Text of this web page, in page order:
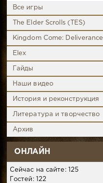
Все игры
The Elder Scrolls (TES)
Kingdom Come: Deliverance
Elex
Гайды
Наши видео
История и реконструкция
Литература и творчество
Архив
ОНЛАЙН
Сейчас на сайте: 125
Гостей: 122